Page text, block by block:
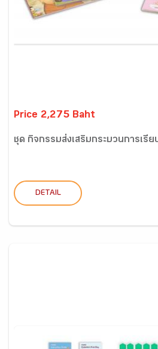
Price 2,275 Baht
ชุด กิจกรรมส่งเสริมกระบวนการเรีย
DETAIL